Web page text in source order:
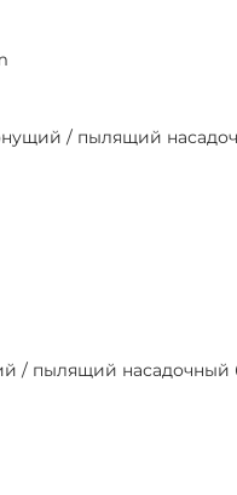
/ пылящий
/ пылящий